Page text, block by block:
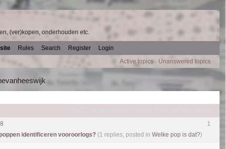
(ver)kopen, onderhouden etc.
Rules Search Register
Login
Active topics Unanswered topics
1
identificeren vooroorlogs? (1 replies, posted in Welke pop is dat?)